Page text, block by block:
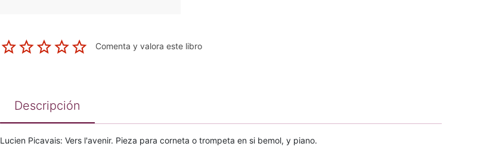
Comenta y valora este libro
Descripción
Lucien Picavais: Vers l'avenir. Pieza para corneta o trompeta en si bemol, y piano.